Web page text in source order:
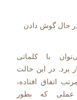
حال گوش دادن
با کلماتی
برد. در این حالت
اتفاق افتاده،
که بطور